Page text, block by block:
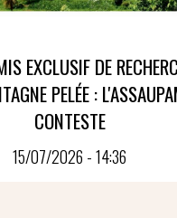
EXCLUSIF DE
PELÉE :
CONTESTE
15/07/2026 - 14:36